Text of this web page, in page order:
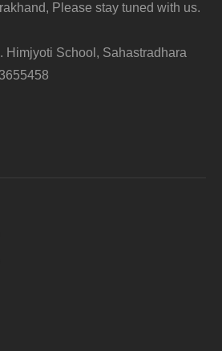
Please stay tuned with us.
Himjyoti School, Sahastradhara